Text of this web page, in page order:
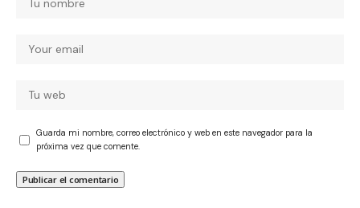
Guarda mi nombre, correo electrónico y web en este navegador para la
próxima vez que comente.